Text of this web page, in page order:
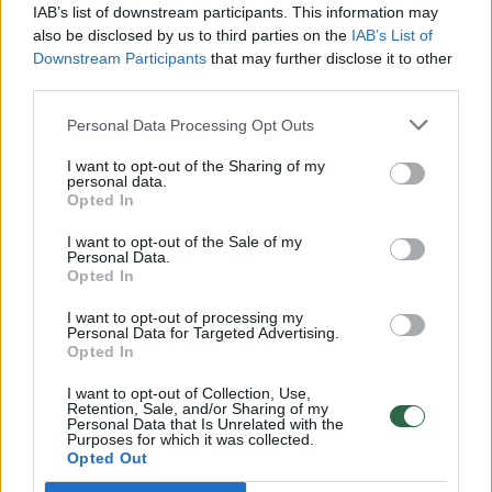
IAB’s list of downstream participants. This information may
also be disclosed by us to third parties on the IAB’s List of
Downstream Participants that may further disclose it to other
Personal Data Processing Opt Outs
I want to opt-out of the Sharing of my
personal data.
Opted In
I want to opt-out of the Sale of my
Personal Data.
Opted In
I want to opt-out of processing my
Personal Data for Targeted Advertising.
Opted In
I want to opt-out of Collection, Use,
Retention, Sale, and/or Sharing of my
Personal Data that Is Unrelated with the
Purposes for which it was collected.
Opted Out
Vaizdai iš tragiškos avarijos Vilniaus r.: dviejų moterų ir
vaiko gyvybių išgelbėti nepavyko
Lietuvos diena
32 laipsnių šilumos
Žinios | Orai
V. Zalužno pasisakymą laiko bandymu įsitvirtinti
Ukrainos politikoje: jis yra neteisus
Laidos | Nauja diena
00:00:57
Sinoptikai atsakė, kokiais orais užbaigsime darbo
savaitę: karščiai atsitrauks
Žinios | Orai